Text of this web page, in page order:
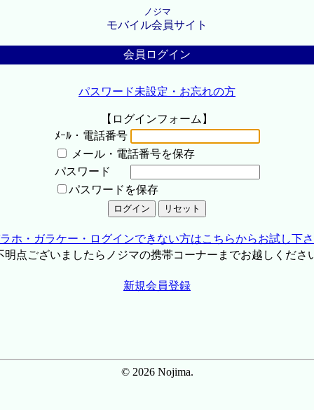
ノジマ
モバイル会員サイト
会員ログイン
パスワード未設定・お忘れの方
【ログインフォーム】
ﾒｰﾙ・電話番号
メール・電話番号を保存
パスワード
パスワードを保存
ホ・ガラケー・ログインできない方はこちらからお試し下
点ございましたらノジマの携帯コーナーまでお越しくださ
新規会員登録
© 2026 Nojima.